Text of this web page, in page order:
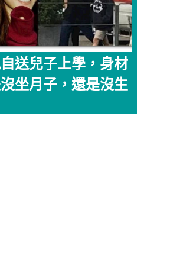
送兒子上學，身材
坐月子，還是沒生